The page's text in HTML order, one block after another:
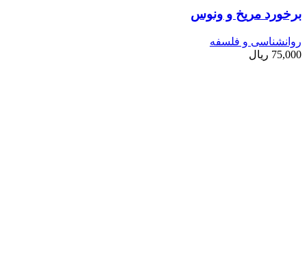
برخورد مریخ و ونوس
روانشناسی و فلسفه
75,000 ریال